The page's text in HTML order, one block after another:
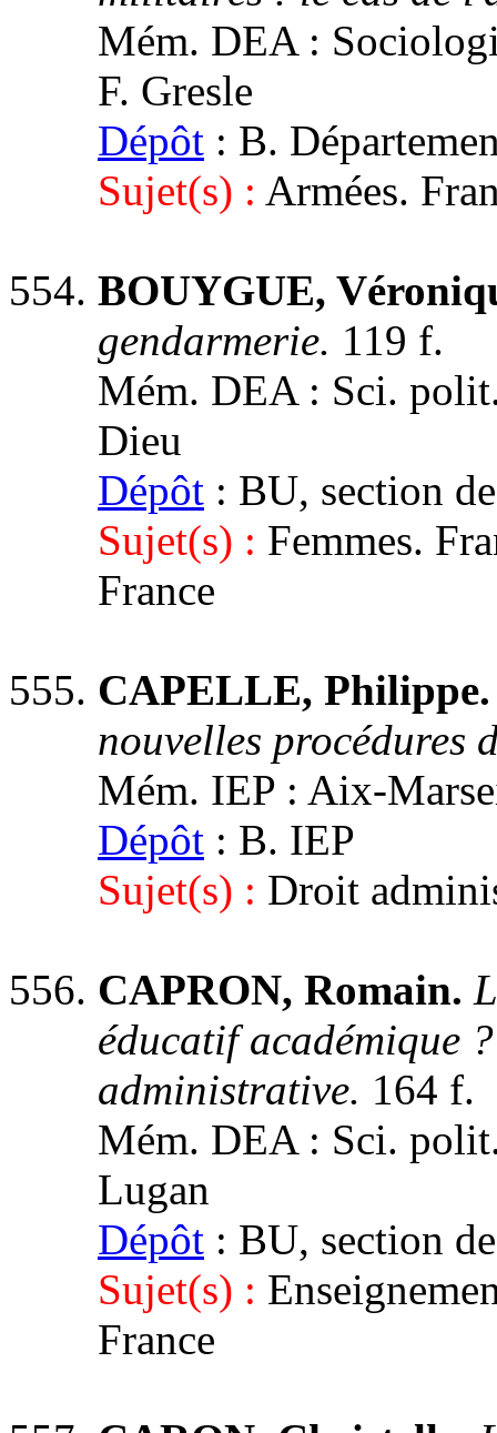
Mém. DEA :
F. Gresle
Dépôt : B.
Sujet(s) : Armées.
BOUYGUE,
gendarmerie. 119 f.
Mém. DEA : Sci.
Dieu
Dépôt : BU, section
Sujet(s) : Femmes.
France
CAPELLE,
nouvelles procédures
Mém. IEP : Aix-
Dépôt : B. IEP
Sujet(s) : Droit
CAPRON, Romain.
éducatif académique
administrative. 164 f.
Mém. DEA : Sci.
Lugan
Dépôt : BU, section
Sujet(s) :
France